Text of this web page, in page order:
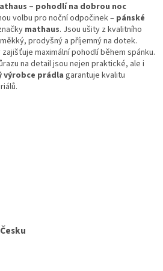
– pohodlí na dobrou noc
volbu pro noční odpočinek – pánské
mathaus. Jsou ušity z kvalitního
prodyšný a příjemný na dotek.
maximální pohodlí během spánku.
na detail jsou nejen praktické, ale i
výrobce prádla garantuje kvalitu